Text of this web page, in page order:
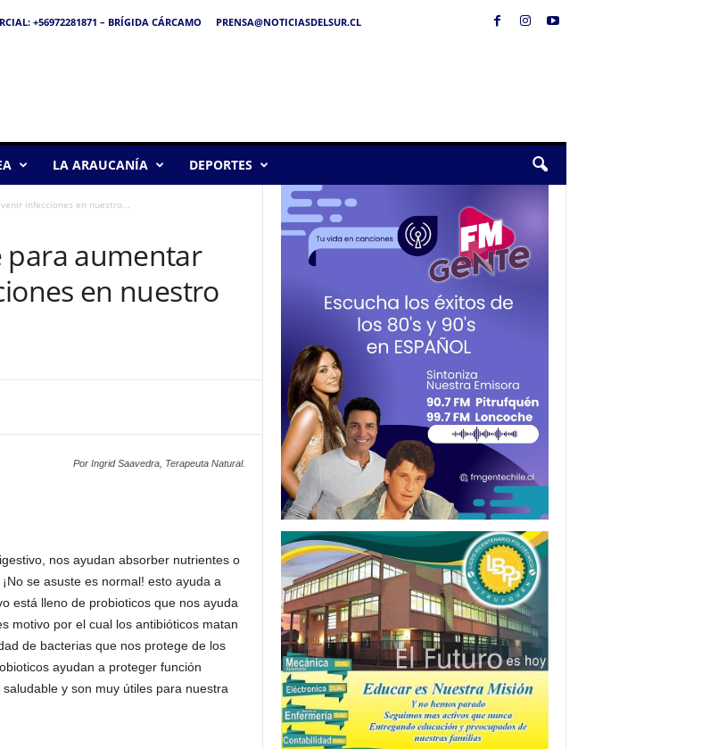
+56972281871 – BRÍGIDA CÁRCAMO
PRENSA@NOTICIASDELSUR.CL
LA ARAUCANÍA DEPORTES
infecciones en nuestro...
para aumentar
en nuestro
Por Ingrid Saavedra, Terapeuta Natural.
nos ayudan absorber nutrientes o
se asuste es normal! esto ayuda a
está lleno de probioticos que nos ayuda
motivo por el cual los antibióticos matan
de bacterias que nos protege de los
ayudan a proteger función
y son muy útiles para nuestra